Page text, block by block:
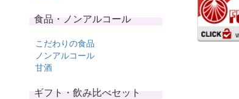
食品・ノンアルコール
こだわりの食品
ノンアルコール
甘酒
ギフト・飲み比べセット